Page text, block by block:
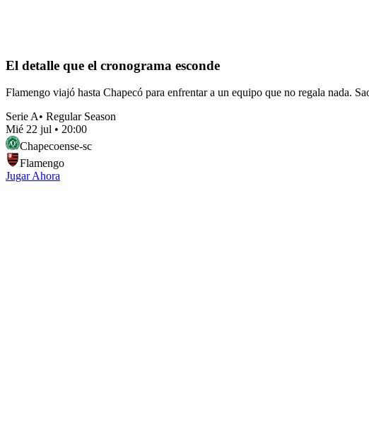
El detalle que el cronograma esconde
Flamengo viajó hasta Chapecó para enfrentar a un equipo que no regala nada.
Serie A• Regular Season
Mié 22 jul • 20:00
Chapecoense-sc
Flamengo
Jugar Ahora